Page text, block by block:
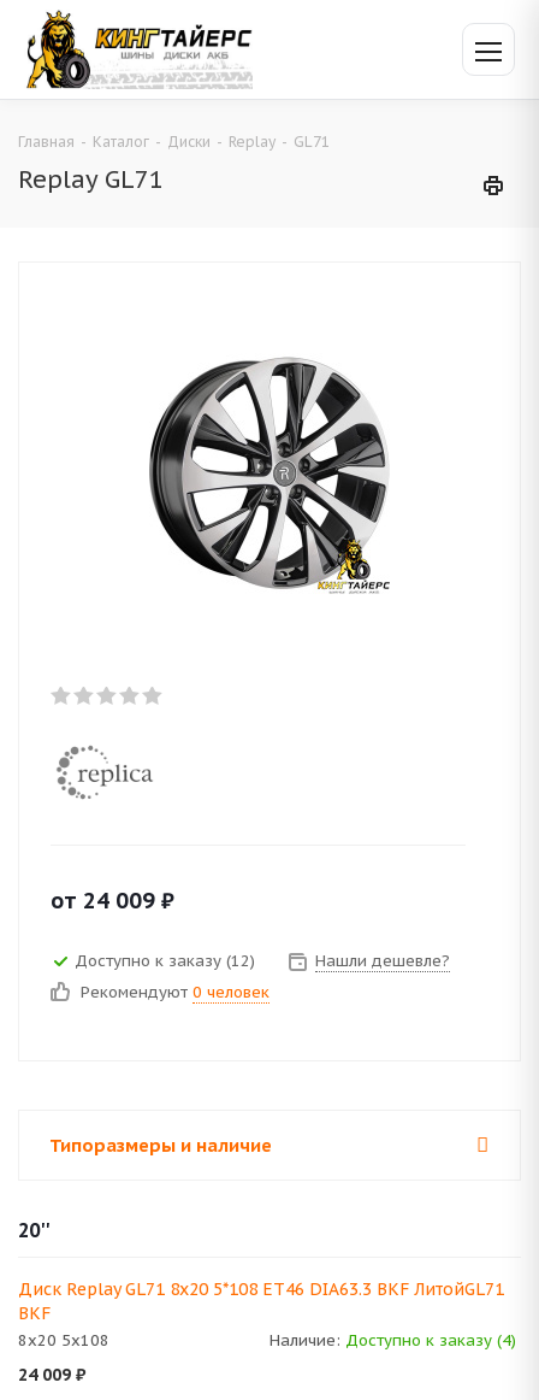
Главная - Каталог - Диски - Replay - GL71
Replay GL71
от 24 009 ₽
Доступно к заказу (12)
Нашли дешевле?
Рекомендуют 0 человек
Типоразмеры и наличие
20''
Диск Replay GL71 8x20 5*108 ET46 DIA63.3 BKF ЛитойGL71
BKF
8x20 5x108 Наличие: Доступно к заказу (4)
24 009 ₽